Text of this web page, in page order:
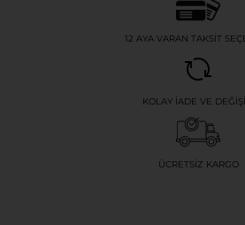
12 AYA VARAN TAKSIT
KOLAY İADE VE
ÜCRETSIZ KARGO